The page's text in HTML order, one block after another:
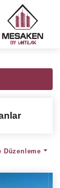
Düzenleme